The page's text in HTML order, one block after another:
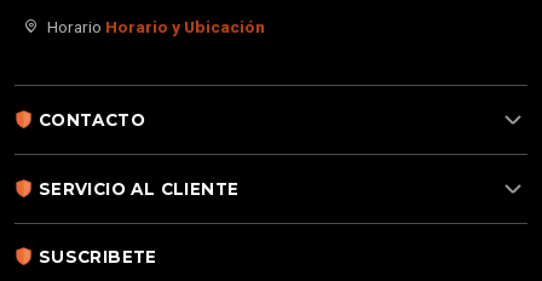
Horario Horario y Ubicación
CONTACTO
SERVICIO AL CLIENTE
SUSCRIBETE